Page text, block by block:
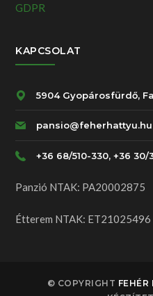
GDPR
KAPCSOLAT
5904 Gyopárosfürdő,
pansio@feherhattyu.hu
+36 68/510-330, +36 30/
Panzió NTAK: PA20002875
Étterem NTAK: ET21025496
© COPYRIGHT FEHÉR